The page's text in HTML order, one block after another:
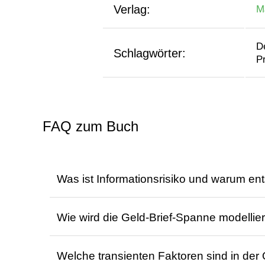
Verlag:
Schlagwörter:
FAQ zum Buch
Was ist Informationsrisiko und warum
verursachen. Diese Kosten sind Teil der
Wie wird die Geld-Brief-Spanne
Transaktionen eine höhere Spanne
Welche transienten Faktoren sind in